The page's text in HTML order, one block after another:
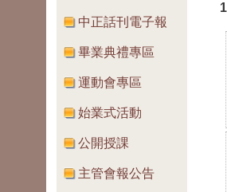
中正話刊電子報
畢業典禮專區
運動會專區
始業式活動
公開授課
主管會報公告